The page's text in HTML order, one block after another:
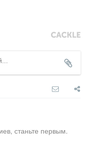
станьте первым.